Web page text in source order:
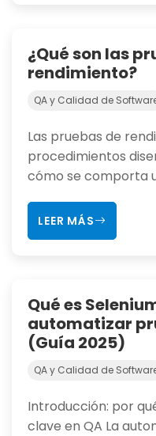
¿Qué son las
rendimiento?
QA y Calidad de
Las pruebas de
procedimientos
cómo se comporta
LEER MÁS
Qué es
automatizar
(Guía 2025)
QA y Calidad de
Introducción: por
clave en QA La